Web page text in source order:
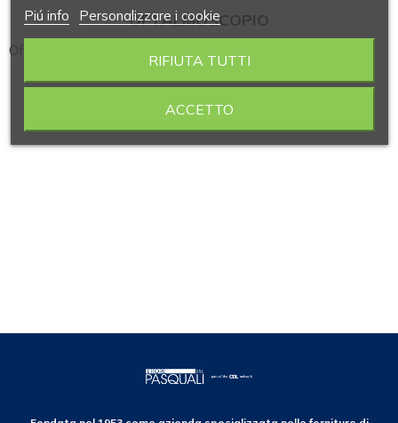
OFTALMOSCOPIO
Oftalmoscopio modello mini 3000
Piú info Personalizzare i cookie
RIFIUTA TUTTI
ACCETTO